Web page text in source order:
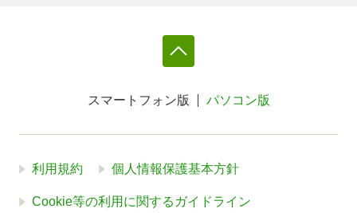
スマートフォン版 パソコン版
利用規約 個人情報保護基本方針
Cookie等の利用に関するガイドライン